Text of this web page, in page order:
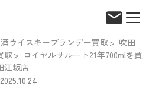
ウイスキーブランデー買取
吹田
取
ロイヤルサルート21年700mlを買
江坂店